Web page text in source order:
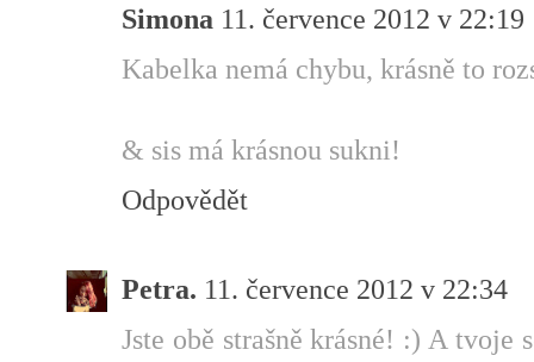
Simona 11. července 2012 v 22:19
Kabelka nemá chybu, krásně to
& sis má krásnou sukni!
Odpovědět
Petra. 11. července 2012 v 22:34
Jste obě strašně krásné! :) A tvoje